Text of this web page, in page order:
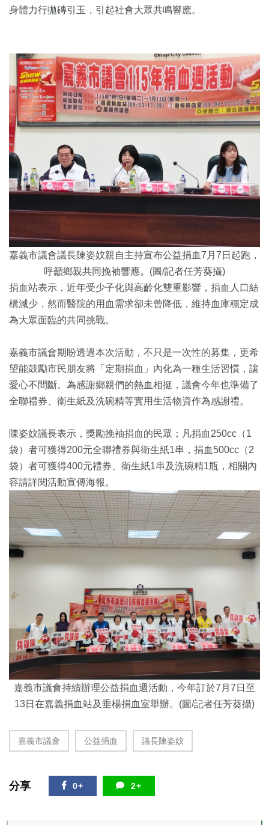
身體力行拋磚引玉，引起社會大眾共鳴響應。
嘉義市議會議長陳姿妏親自主持宣布公益捐血7月7日起跑，
呼籲鄉親共同挽袖響應。(圖/記者任芳葵攝)
捐血站表示，近年受少子化與高齡化雙重影響，捐血人口結
構減少，然而醫院的用血需求卻未曾降低，維持血庫穩定成
為大眾面臨的共同挑戰。
嘉義市議會期盼透過本次活動，不只是一次性的募集，更希
望能鼓勵市民朋友將「定期捐血」內化為一種生活習慣，讓
愛心不間斷。為感謝鄉親們的熱血相挺，議會今年也準備了
全聯禮券、衛生紙及洗碗精等實用生活物資作為感謝禮。
陳姿妏議長表示，獎勵挽袖捐血的民眾；凡捐血250cc（1
袋）者可獲得200元全聯禮券與衛生紙1串，捐血500cc（2
袋）者可獲得400元禮券、衛生紙1串及洗碗精1瓶，相關內
容請詳閱活動宣傳海報。
嘉義市議會持續辦理公益捐血週活動，今年訂於7月7日至
13日在嘉義捐血站及垂楊捐血室舉辦。(圖/記者任芳葵攝)
嘉義市議會 公益捐血 議長陳姿妏
分享 0+ 2+